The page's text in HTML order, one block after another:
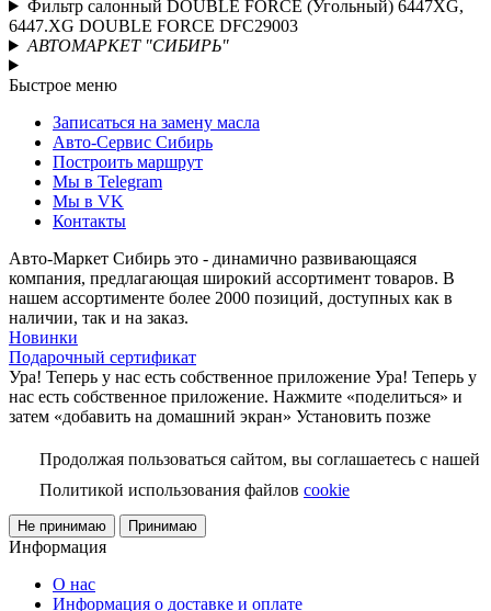
Фильтр салонный DOUBLE FORCE (Угольный) 6447XG,
6447.XG DOUBLE FORCE DFC29003
АВТОМАРКЕТ "СИБИРЬ"
Быстрое меню
Записаться на замену масла
Авто-Сервис Сибирь
Построить маршрут
Мы в Telegram
Мы в VK
Контакты
Авто-Маркет Сибирь это - динамично развивающаяся
компания, предлагающая широкий ассортимент товаров. В
нашем ассортименте более 2000 позиций, доступных как в
наличии, так и на заказ.
Новинки
Подарочный сертификат
Ура! Теперь у нас есть собственное приложение Ура! Теперь у
нас есть собственное приложение. Нажмите «поделиться» и
затем «добавить на домашний экран» Установить позже
Продолжая пользоваться сайтом, вы соглашаетесь с нашей
Политикой использования файлов cookie
Не принимаю Принимаю
Информация
О нас
Информация о доставке и оплате